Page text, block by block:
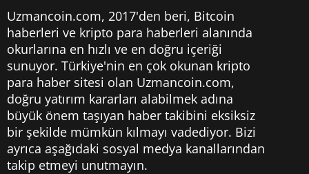
Uzmancoin.com, 2017'den beri, Bitcoin
haberleri ve kripto para haberleri alanında
okurlarına en hızlı ve en doğru içeriği
sunuyor. Türkiye'nin en çok okunan kripto
para haber sitesi olan Uzmancoin.com,
doğru yatırım kararları alabilmek adına
büyük önem taşıyan haber takibini eksiksiz
bir şekilde mümkün kılmayı vadediyor. Bizi
ayrıca aşağıdaki sosyal medya kanallarından
takip etmeyi unutmayın.